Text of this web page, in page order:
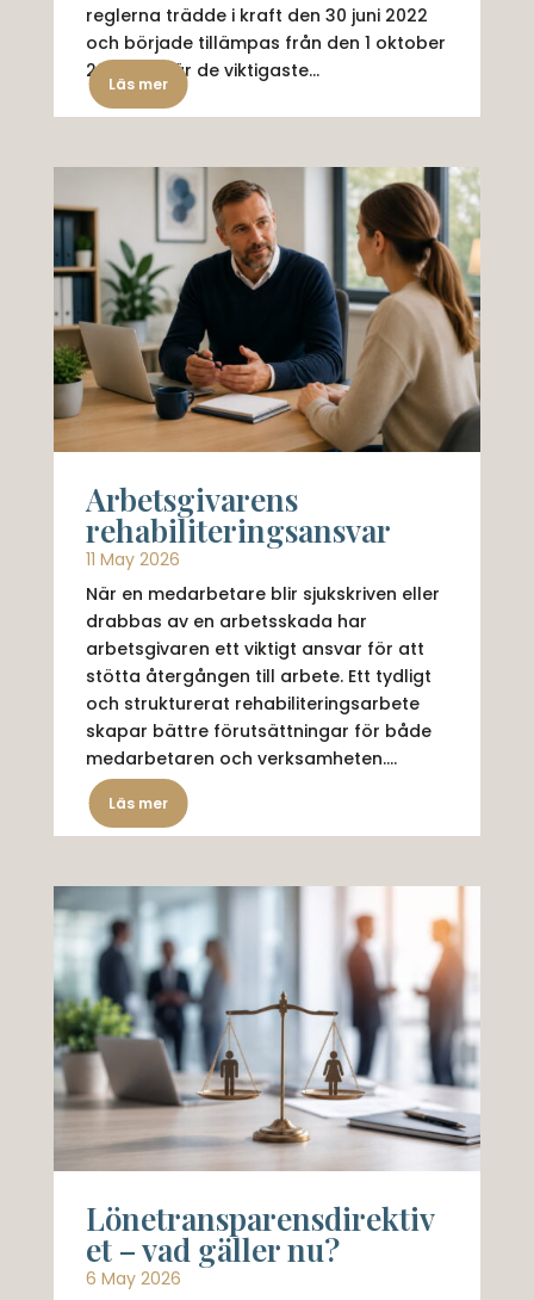
reglerna trädde i kraft den 30 juni 2022
och började tillämpas från den 1 oktober
2022. Här är de viktigaste...
Läs mer
Arbetsgivarens
rehabiliteringsansvar
11 May 2026
När en medarbetare blir sjukskriven eller
drabbas av en arbetsskada har
arbetsgivaren ett viktigt ansvar för att
stötta återgången till arbete. Ett tydligt
och strukturerat rehabiliteringsarbete
skapar bättre förutsättningar för både
medarbetaren och verksamheten....
Läs mer
Lönetransparensdirektiv
et – vad gäller nu?
6 May 2026